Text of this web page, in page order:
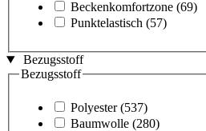
Beckenkomfortzone (69)
Punktelastisch (57)
Bezugsstoff
Bezugsstoff
Polyester (537)
Baumwolle (280)